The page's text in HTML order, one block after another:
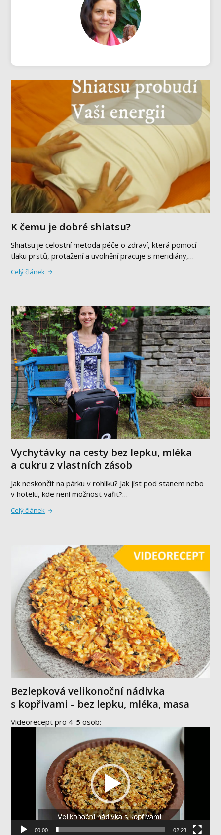
K čemu je dobré shiatsu?
Shiatsu je celostní metoda péče o zdraví, která pomocí
tlaku prstů, protažení a uvolnění pracuje s meridiány,…
Celý článek
Vychytávky na cesty bez lepku, mléka
a cukru z vlastních zásob
Jak neskončit na párku v rohlíku? Jak jíst pod stanem nebo
v hotelu, kde není možnost vařit?…
Celý článek
Bezlepková velikonoční nádivka
s kopřivami – bez lepku, mléka, masa
Videorecept pro 4-5 osob:
00:00 02:23